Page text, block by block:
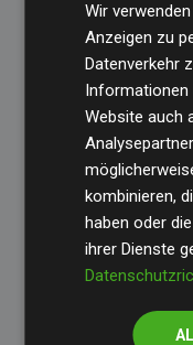
Alle
Standard
Anforderungen
Klimawirkung
Informationen
Sie hier.
Initiative
Wir
Anzeigen zu
Datenverkehr
Informationen
Website auch
kombinieren,
haben oder
ihrer Dienste